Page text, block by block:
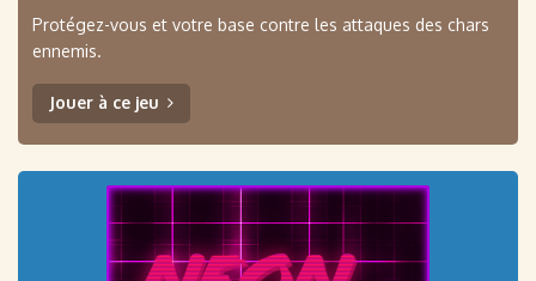
Protégez-vous et votre base contre les attaques des chars
ennemis.
Jouer à ce jeu